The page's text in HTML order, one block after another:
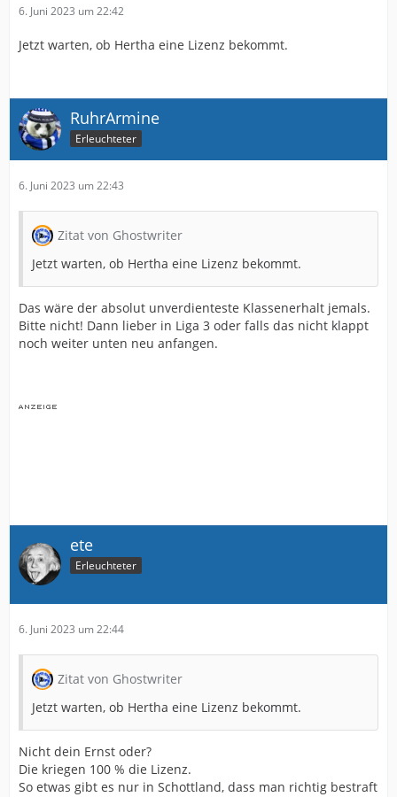
6. Juni 2023 um 22:42
Jetzt warten, ob Hertha eine Lizenz bekommt.
RuhrArmine
Erleuchteter
6. Juni 2023 um 22:43
Zitat von Ghostwriter
Jetzt warten, ob Hertha eine Lizenz bekommt.
Das wäre der absolut unverdienteste Klassenerhalt jemals.
Bitte nicht! Dann lieber in Liga 3 oder falls das nicht klappt
noch weiter unten neu anfangen.
ete
Erleuchteter
6. Juni 2023 um 22:44
Zitat von Ghostwriter
Jetzt warten, ob Hertha eine Lizenz bekommt.
Nicht dein Ernst oder?
Die kriegen 100 % die Lizenz.
So etwas gibt es nur in Schottland, dass man richtig bestraft